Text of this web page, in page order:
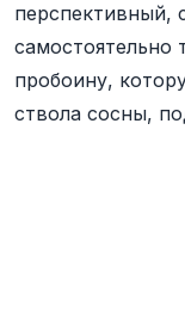
перспективный,
самостоятельно
пробоину,
ствола сосны,